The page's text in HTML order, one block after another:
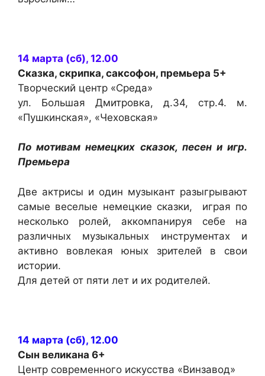
14 марта (сб), 12.00
Сказка, скрипка, саксофон, премьера 5+
Творческий центр «Среда»
ул. Большая Дмитровка, д.34, стр.4. м.
«Пушкинская», «Чеховская»
По мотивам немецких сказок, песен и игр.
Премьера
Две актрисы и один музыкант разыгрывают
самые веселые немецкие сказки, играя по
несколько ролей, аккомпанируя себе на
различных музыкальных инструментах и
активно вовлекая юных зрителей в свои
истории.
Для детей от пяти лет и их родителей.
14 марта (сб), 12.00
Сын великана 6+
Центр современного искусства «Винзавод»